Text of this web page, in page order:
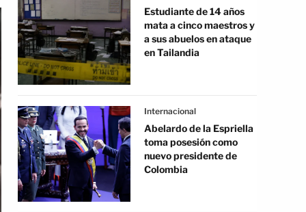
Estudiante de 14 años
mata a cinco maestros y
a sus abuelos en ataque
en Tailandia
Internacional
Abelardo de la Espriella
toma posesión como
nuevo presidente de
Colombia